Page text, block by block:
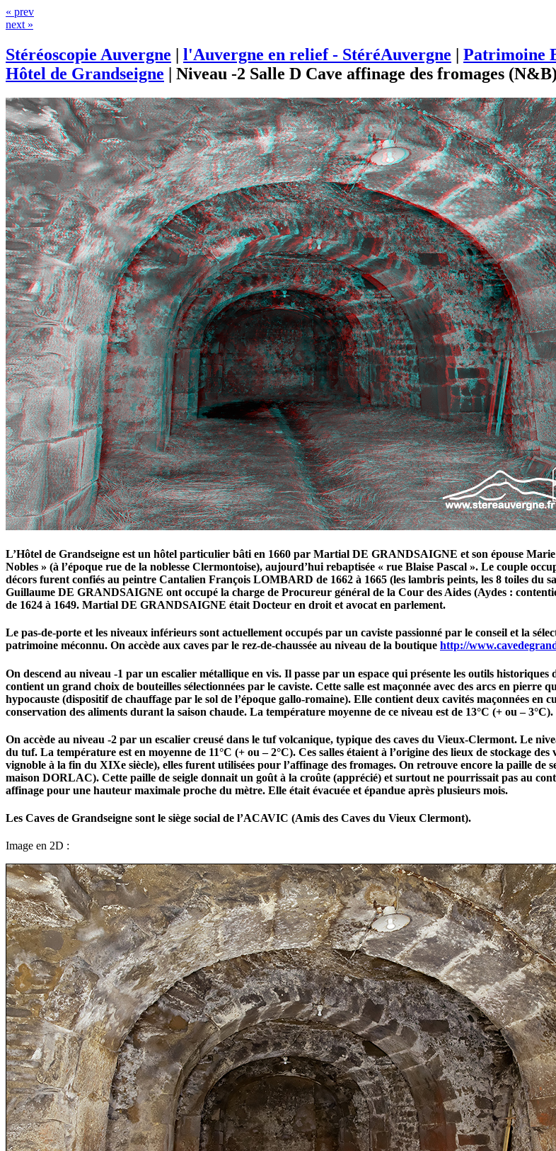
« prev
next »
Stéréoscopie Auvergne | l'Auvergne en relief - StéréAuvergne | Patrimoine
Hôtel de Grandseigne | Niveau -2 Salle D Cave affinage des fromages (N&B)
L’Hôtel de Grandseigne est un hôtel particulier bâti en 1660 par Martial DE GRANDSAIGNE et son épouse
Nobles » (à l’époque rue de la noblesse Clermontoise), aujourd’hui rebaptisée « rue Blaise Pascal ». Le couple
décors furent confiés au peintre Cantalien François LOMBARD de 1662 à 1665 (les lambris peints, les 8 toiles
Guillaume DE GRANDSAIGNE ont occupé la charge de Procureur général de la Cour des Aides (Aydes :
de 1624 à 1649. Martial DE GRANDSAIGNE était Docteur en droit et avocat en parlement.
Le pas-de-porte et les niveaux inférieurs sont actuellement occupés par un caviste passionné par le conseil et la
patrimoine méconnu. On accède aux caves par le rez-de-chaussée au niveau de la boutique http://
On descend au niveau -1 par un escalier métallique en vis. Il passe par un espace qui présente les outils
contient un grand choix de bouteilles sélectionnées par le caviste. Cette salle est maçonnée avec des arcs en
hypocauste (dispositif de chauffage par le sol de l’époque gallo-romaine). Elle contient deux cavités maçonnées
conservation des aliments durant la saison chaude. La température moyenne de ce niveau est de 13°C (+ ou – 3°C).
On accède au niveau -2 par un escalier creusé dans le tuf volcanique, typique des caves du Vieux-Clermont. Le
du tuf. La température est en moyenne de 11°C (+ ou – 2°C). Ces salles étaient à l’origine des lieux de stockage
vignoble à la fin du XIXe siècle), elles furent utilisées pour l’affinage des fromages. On retrouve encore la paille de
maison DORLAC). Cette paille de seigle donnait un goût à la croûte (apprécié) et surtout ne pourrissait pas au
affinage pour une hauteur maximale proche du mètre. Elle était évacuée et épandue après plusieurs mois.
Les Caves de Grandseigne sont le siège social de l’ACAVIC (Amis des Caves du Vieux Clermont).
Image en 2D :